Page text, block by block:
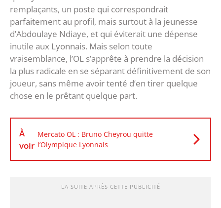
remplaçants, un poste qui correspondrait
parfaitement au profil, mais surtout à la jeunesse
d’Abdoulaye Ndiaye, et qui éviterait une dépense
inutile aux Lyonnais. Mais selon toute
vraisemblance, l’OL s’apprête à prendre la décision
la plus radicale en se séparant définitivement de son
joueur, sans même avoir tenté d’en tirer quelque
chose en le prêtant quelque part.
À
voir
Mercato OL : Bruno Cheyrou quitte
l’Olympique Lyonnais
LA SUITE APRÈS CETTE PUBLICITÉ